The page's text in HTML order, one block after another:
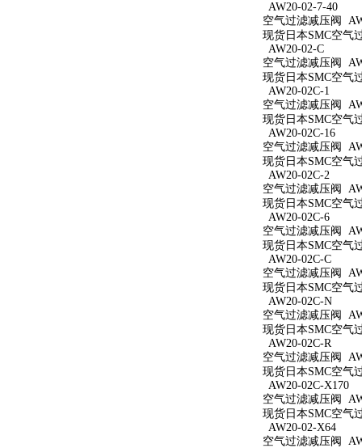
AW20-02-7-40
空气过滤减压阀
现货日本SMC空气
AW20-02-C
空气过滤减压阀
现货日本SMC空气
AW20-02C-1
空气过滤减压阀
现货日本SMC空气
AW20-02C-16
空气过滤减压阀
现货日本SMC空气
AW20-02C-2
空气过滤减压阀
现货日本SMC空气
AW20-02C-6
空气过滤减压阀
现货日本SMC空气
AW20-02C-C
空气过滤减压阀
现货日本SMC空气
AW20-02C-N
空气过滤减压阀
现货日本SMC空气
AW20-02C-R
空气过滤减压阀
现货日本SMC空气
AW20-02C-X170
空气过滤减压阀
现货日本SMC空气
AW20-02-X64
空气过滤减压阀